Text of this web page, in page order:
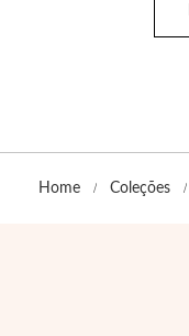
Home Coleções